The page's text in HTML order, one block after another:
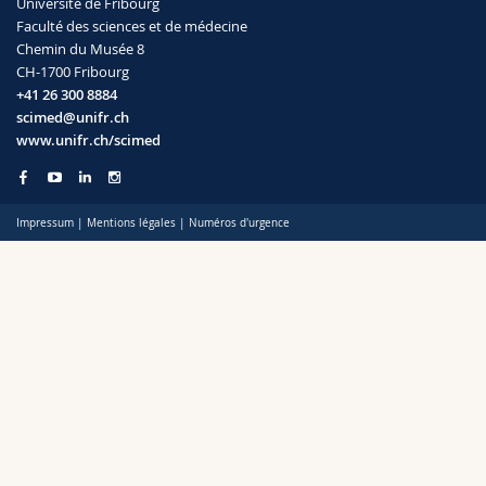
Sciences et médecine
Interfacultaire
Collaborateurs
Doctorants
Webmail
Programme des cours
MyUnifr
Faculté des sciences et de médecine
Chemin du Musée 8
CH-1700 Fribourg
+41 26 300 8884
scimed@unifr.ch
www.unifr.ch/scimed
Impressum | Mentions légales | Numéros d'urgence